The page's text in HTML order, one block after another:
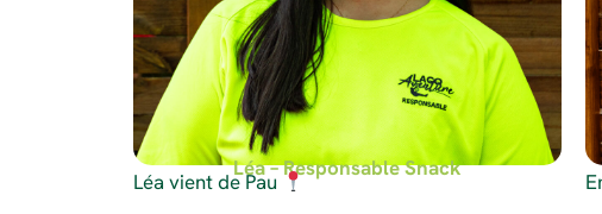
Léa – Responsable Snack
Léa vient de Pau